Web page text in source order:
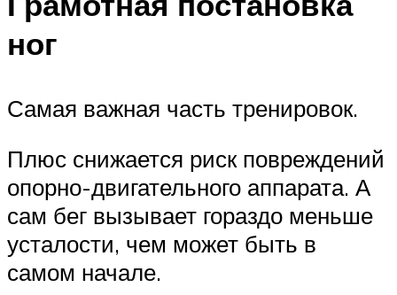
ног
Самая важная часть тренировок.
Плюс снижается риск повреждений
опорно-двигательного аппарата. А
сам бег вызывает гораздо меньше
усталости, чем может быть в
самом начале.